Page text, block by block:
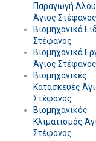
Παραγωγή
Άγιος Στέφανος
Βιομηχανικά
Στέφανος
Βιομηχανικά
Άγιος Στέφανος
Βιομηχανικές
Κατασκευές
Στέφανος
Βιομηχανικός
Κλιματισμός
Στέφανος